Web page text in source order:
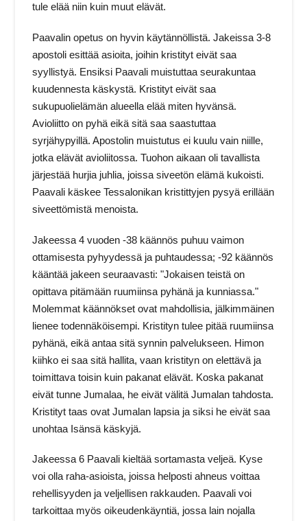
tule elää niin kuin muut elävät.
Paavalin opetus on hyvin käytännöllistä. Jakeissa 3-8
apostoli esittää asioita, joihin kristityt eivät saa
syyllistyä. Ensiksi Paavali muistuttaa seurakuntaa
kuudennesta käskystä. Kristityt eivät saa
sukupuolielämän alueella elää miten hyvänsä.
Avioliitto on pyhä eikä sitä saa saastuttaa
syrjähypyillä. Apostolin muistutus ei kuulu vain niille,
jotka elävät avioliitossa. Tuohon aikaan oli tavallista
järjestää hurjia juhlia, joissa siveetön elämä kukoisti.
Paavali käskee Tessalonikan kristittyjen pysyä erillään
siveettömistä menoista.
Jakeessa 4 vuoden -38 käännös puhuu vaimon
ottamisesta pyhyydessä ja puhtaudessa; -92 käännös
kääntää jakeen seuraavasti: "Jokaisen teistä on
opittava pitämään ruumiinsa pyhänä ja kunniassa."
Molemmat käännökset ovat mahdollisia, jälkimmäinen
lienee todennäköisempi. Kristityn tulee pitää ruumiinsa
pyhänä, eikä antaa sitä synnin palvelukseen. Himon
kiihko ei saa sitä hallita, vaan kristityn on elettävä ja
toimittava toisin kuin pakanat elävät. Koska pakanat
eivät tunne Jumalaa, he eivät välitä Jumalan tahdosta.
Kristityt taas ovat Jumalan lapsia ja siksi he eivät saa
unohtaa Isänsä käskyjä.
Jakeessa 6 Paavali kieltää sortamasta veljeä. Kyse
voi olla raha-asioista, joissa helposti ahneus voittaa
rehellisyyden ja veljellisen rakkauden. Paavali voi
tarkoittaa myös oikeudenkäyntiä, jossa lain nojalla